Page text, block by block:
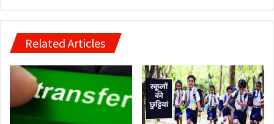
Related Articles